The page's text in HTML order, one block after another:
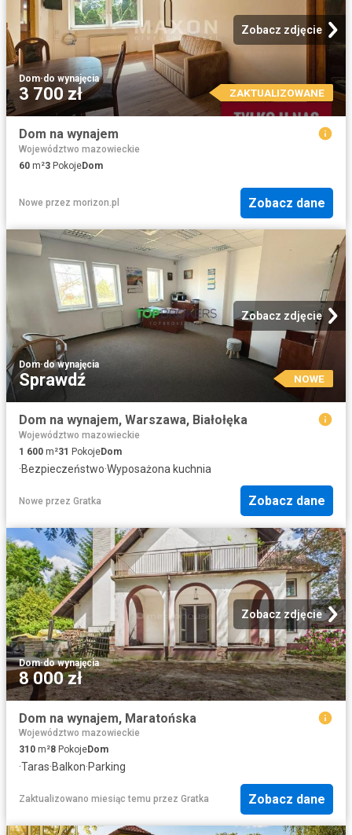
Zobacz zdjęcie
Dom·do wynajęcia
3 700 zł ZAKTUALIZOWANE
Dom na wynajem
Województwo mazowieckie
60 m²3 PokojeDom
Nowe przez morizon.pl Zobacz dane
Zobacz zdjęcie
Dom·do wynajęcia
Sprawdź NOWE
Dom na wynajem, Warszawa, Białołęka
Województwo mazowieckie
1 600 m²31 PokojeDom
·Bezpieczeństwo·Wyposażona kuchnia
Nowe przez Gratka Zobacz dane
Zobacz zdjęcie
Dom·do wynajęcia
8 000 zł
Dom na wynajem, Maratońska
Województwo mazowieckie
310 m²8 PokojeDom
·Taras·Balkon·Parking
Zaktualizowano miesiąc temu przez Gratka Zobacz dane